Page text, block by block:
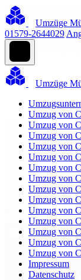
Umzüge
01579-2644029
Umzüge
Umzug von
Umzug von
Umzug von
Umzug von
Umzug von
Umzug von
Umzug von
Umzug von
Umzug von
Umzug von
Umzug von
Umzug von
Umzug von
Umzug von
Impressum
Datenschutz